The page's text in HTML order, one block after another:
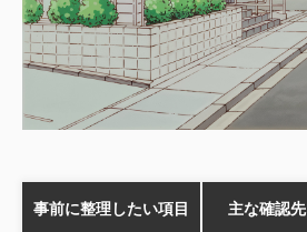
事前に整理したい項目 主な確認先